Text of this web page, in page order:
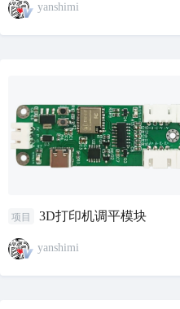
yanshimi
项目 3D打印机调平模块
yanshimi